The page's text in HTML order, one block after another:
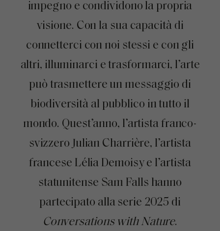
impegno e condividono la propria
visione. Con la sua capacità di
connetterci con noi stessi e con gli
altri, illuminarci e trasformarci, l’arte
può trasmettere un messaggio di
biodiversità al pubblico in tutto il
mondo. Quest’anno, l’artista franco-
svizzero Julian Charrière, l’artista
francese Lélia Demoisy e l’artista
statunitense Sam Falls hanno
partecipato alla serie 2025 di
Conversations with Nature.